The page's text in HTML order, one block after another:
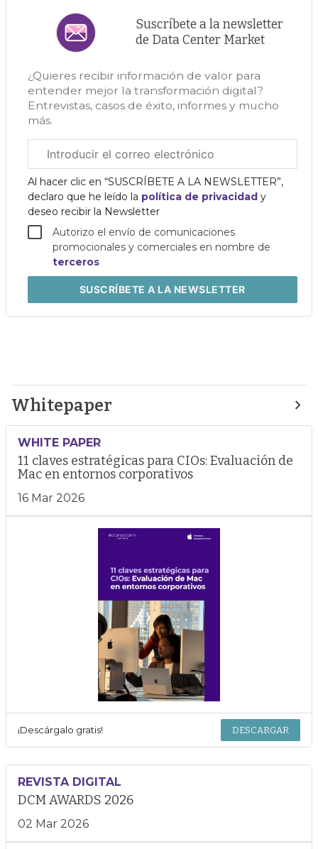
Suscríbete a la newsletter
de Data Center Market
¿Quieres recibir información de valor para
entender mejor la transformación digital?
Entrevistas, casos de éxito, informes y mucho
más.
electrónico
corporativo
Al hacer clic en “SUSCRÍBETE A LA NEWSLETTER”,
declaro que he leído la política de privacidad y
deseo recibir la Newsletter
Autorizo el envío de comunicaciones
promocionales y comerciales en nombre de
terceros
SUSCRÍBETEA LA NEWSLETTER
Whitepaper
WHITE PAPER
11 claves estratégicas para CIOs: Evaluación de
Mac en entornos corporativos
16 Mar 2026
¡Descárgalo gratis! DESCARGAR
REVISTA DIGITAL
DCM AWARDS 2026
02 Mar 2026